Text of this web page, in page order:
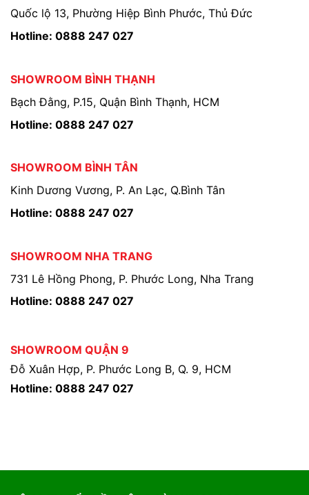
Quốc lộ 13, Phường Hiệp Bình Phước, Thủ Đức
Hotline: 0888 247 027
SHOWROOM BÌNH THẠNH
Bạch Đằng, P.15, Quận Bình Thạnh, HCM
Hotline: 0888 247 027
SHOWROOM BÌNH TÂN
Kinh Dương Vương, P. An Lạc, Q.Bình Tân
Hotline: 0888 247 027
SHOWROOM NHA TRANG
731 Lê Hồng Phong, P. Phước Long, Nha Trang
Hotline: 0888 247 027
SHOWROOM QUẬN 9
Đỗ Xuân Hợp, P. Phước Long B, Q. 9, HCM
Hotline: 0888 247 027